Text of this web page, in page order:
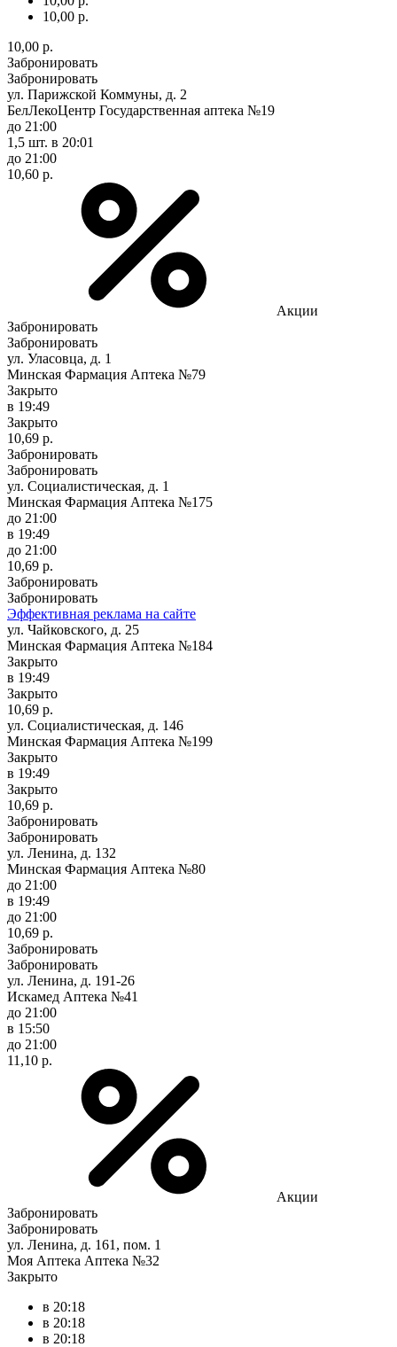
10,00 р.
10,00 р.
Забронировать
Забронировать
ул. Парижской Коммуны, д. 2
БелЛекоЦентр Государственная аптека №19
до 21:00
1,5 шт. в 20:01
до 21:00
10,60 р.
Акции
Забронировать
Забронировать
ул. Уласовца, д. 1
Минская Фармация Аптека №79
Закрыто
в 19:49
Закрыто
10,69 р.
Забронировать
Забронировать
ул. Социалистическая, д. 1
Минская Фармация Аптека №175
до 21:00
в 19:49
до 21:00
10,69 р.
Забронировать
Забронировать
Эффективная реклама на сайте
ул. Чайковского, д. 25
Минская Фармация Аптека №184
Закрыто
в 19:49
Закрыто
10,69 р.
ул. Социалистическая, д. 146
Минская Фармация Аптека №199
Закрыто
в 19:49
Закрыто
10,69 р.
Забронировать
Забронировать
ул. Ленина, д. 132
Минская Фармация Аптека №80
до 21:00
в 19:49
до 21:00
10,69 р.
Забронировать
Забронировать
ул. Ленина, д. 191-26
Искамед Аптека №41
до 21:00
в 15:50
до 21:00
11,10 р.
Акции
Забронировать
Забронировать
ул. Ленина, д. 161, пом. 1
Моя Аптека Аптека №32
Закрыто
в 20:18
в 20:18
в 20:18